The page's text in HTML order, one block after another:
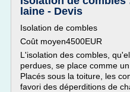
laine - Devis
Isolation de combles
Coût moyen4500EUR
L'isolation des combles,
perdues, se place comme
Placés sous la toiture, les
favori des déperditions de